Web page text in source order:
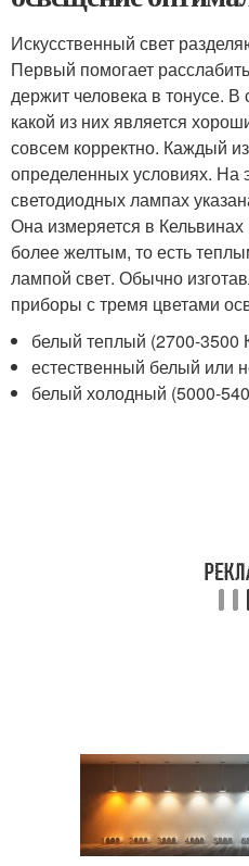
Искусственный свет
Первый помогает
держит человека в тонусе. В
какой из них является
совсем корректно. Каждый
определенных условиях. На
светодиодных лампах
Она измеряется в
более желтым, то есть
лампой свет. Обычно
приборы с тремя цветами
белый теплый (2700-3500
естественный белый или
белый холодный (5000-